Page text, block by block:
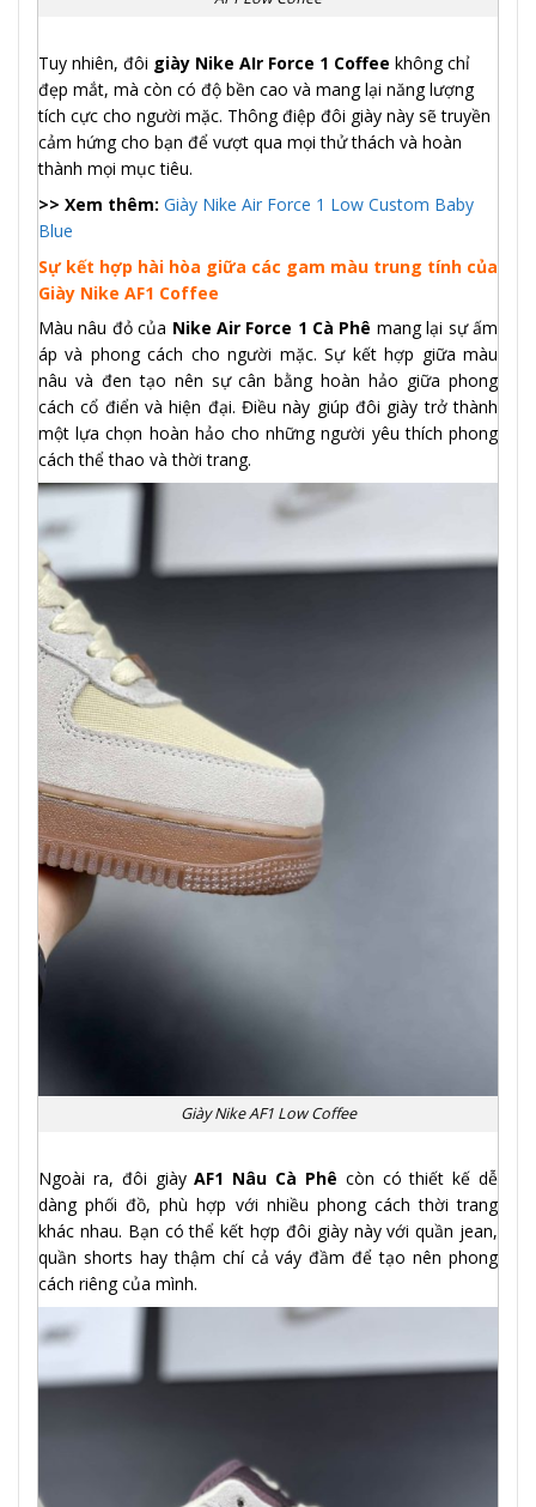
Tuy nhiên, đôi giày Nike AIr Force 1 Coffee không chỉ
đẹp mắt, mà còn có độ bền cao và mang lại năng lượng
tích cực cho người mặc. Thông điệp đôi giày này sẽ truyền
cảm hứng cho bạn để vượt qua mọi thử thách và hoàn
thành mọi mục tiêu.
>> Xem thêm: Giày Nike Air Force 1 Low Custom Baby
Blue
Sự kết hợp hài hòa giữa các gam màu trung tính của
Giày Nike AF1 Coffee
Màu nâu đỏ của Nike Air Force 1 Cà Phê mang lại sự ấm
áp và phong cách cho người mặc. Sự kết hợp giữa màu
nâu và đen tạo nên sự cân bằng hoàn hảo giữa phong
cách cổ điển và hiện đại. Điều này giúp đôi giày trở thành
một lựa chọn hoàn hảo cho những người yêu thích phong
cách thể thao và thời trang.
Giày Nike AF1 Low Coffee
Ngoài ra, đôi giàyAF1 Nâu Cà Phê còn có thiết kế dễ
dàng phối đồ, phù hợp với nhiều phong cách thời trang
khác nhau. Bạn có thể kết hợp đôi giày này với quần jean,
quần shorts hay thậm chí cả váy đầm để tạo nên phong
cách riêng của mình.